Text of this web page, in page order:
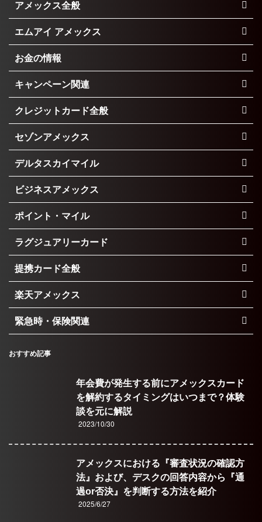
アメックス全般
エムアイ アメックス
お金の情報
キャンペーン関連
クレジットカード全般
セゾンアメックス
デルタスカイマイル
ビジネスアメックス
ポイント・マイル
ラグジュアリーカード
提携カード全般
楽天アメックス
緊急時・保険関連
おすすめ記事
年会費が発生する前にアメックスカード
を解約するタイミングはいつまで？体験
談を元に解説
2023/10/30
アメックスにおける『審査状況の確認方
法』および、デスクの回答内容から『通
過or否決』を判断する方法を紹介
2025/6/27